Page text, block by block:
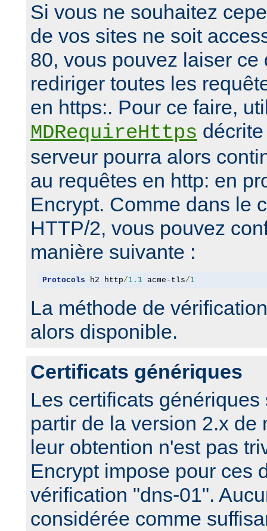
Si vous ne souhaitez
de vos sites ne soit
80, vous pouvez laiser ce
rediriger toutes les
en https:. Pour ce faire,
MDRequireHttps
serveur pourra alors
au requêtes en http: en
Encrypt. Comme dans le
HTTP/2, vous pouvez
manière suivante :
Protocols h2 http/1.1 acme-tls/1
La méthode de
alors disponible.
Certificats génériques
Les certificats
partir de la version 2.x de
leur obtention n'est pas
Encrypt impose pour ces
vérification "dns-01".
considérée comme